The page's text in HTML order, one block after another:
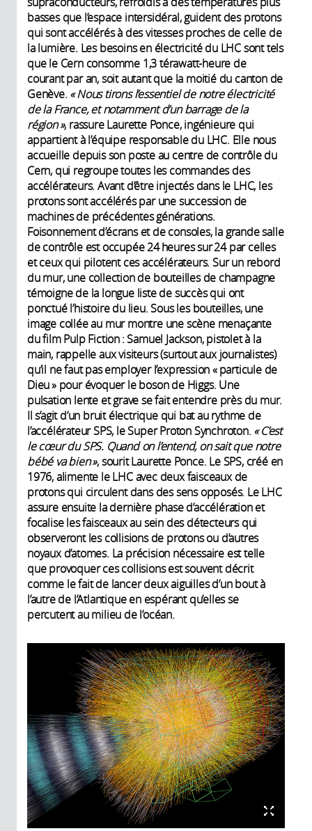
basses que l’espace intersidéral, guident des protons
qui sont accélérés à des vitesses proches de celle de
la lumière. Les besoins en électricité du LHC sont tels
que le Cern consomme 1,3 térawatt-heure de
courant par an, soit autant que la moitié du canton de
Genève. « Nous tirons l’essentiel de notre électricité
de la France, et notamment d’un barrage de la
région », rassure Laurette Ponce, ingénieure qui
appartient à l’équipe responsable du LHC. Elle nous
accueille depuis son poste au centre de contrôle du
Cern, qui regroupe toutes les commandes des
accélérateurs. Avant d’être injectés dans le LHC, les
protons sont accélérés par une succession de
machines de précédentes générations.
Foisonnement d’écrans et de consoles, la grande salle
de contrôle est occupée 24 heures sur 24 par celles
et ceux qui pilotent ces accélérateurs. Sur un rebord
du mur, une collection de bouteilles de champagne
témoigne de la longue liste de succès qui ont
ponctué l’histoire du lieu. Sous les bouteilles, une
image collée au mur montre une scène menaçante
du film Pulp Fiction : Samuel Jackson, pistolet à la
main, rappelle aux visiteurs (surtout aux journalistes)
qu’il ne faut pas employer l’expression « particule de
Dieu » pour évoquer le boson de Higgs. Une
pulsation lente et grave se fait entendre près du mur.
Il s’agit d’un bruit électrique qui bat au rythme de
l’accélérateur SPS, le Super Proton Synchroton. « C’est
le cœur du SPS. Quand on l’entend, on sait que notre
bébé va bien », sourit Laurette Ponce. Le SPS, créé en
1976, alimente le LHC avec deux faisceaux de
protons qui circulent dans des sens opposés. Le LHC
assure ensuite la dernière phase d’accélération et
focalise les faisceaux au sein des détecteurs qui
observeront les collisions de protons ou d’autres
noyaux d’atomes. La précision nécessaire est telle
que provoquer ces collisions est souvent décrit
comme le fait de lancer deux aiguilles d’un bout à
l’autre de l’Atlantique en espérant qu’elles se
percutent au milieu de l’océan.